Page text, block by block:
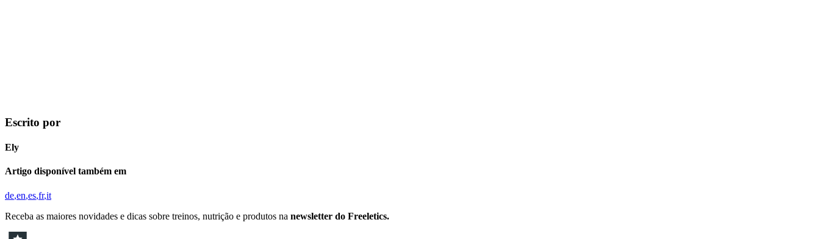
Escrito por
Ely
Artigo disponível também em
de en es fr it
Receba as maiores novidades e dicas sobre treinos, nutrição e produtos na newsletter do Freeletics.